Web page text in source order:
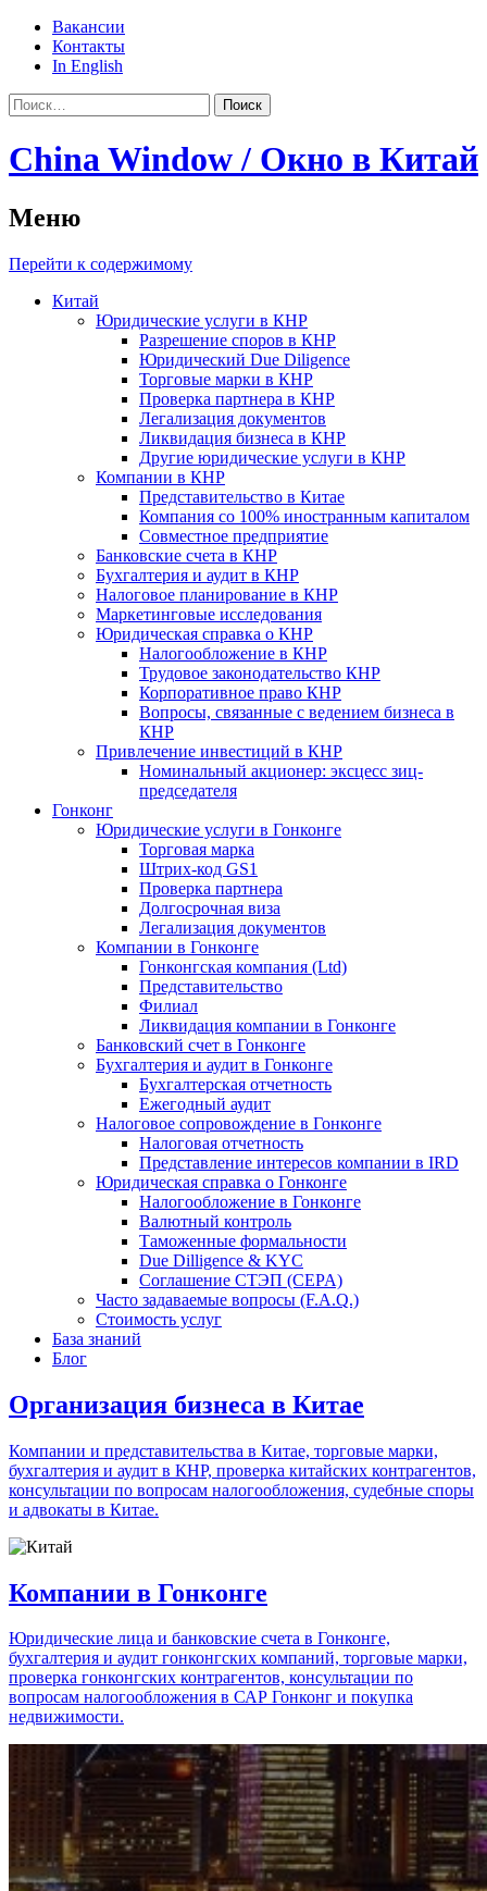
Вакансии
Контакты
In English
Найти:
China Window / Окно в Китай
Меню
Перейти к содержимому
Китай
Юридические услуги в КНР
Разрешение споров в КНР
Юридический Due Diligence
Торговые марки в КНР
Проверка партнера в КНР
Легализация документов
Ликвидация бизнеса в КНР
Другие юридические услуги в КНР
Компании в КНР
Представительство в Китае
Компания со 100% иностранным капиталом
Совместное предприятие
Банковские счета в КНР
Бухгалтерия и аудит в КНР
Налоговое планирование в КНР
Маркетинговые исследования
Юридическая справка о КНР
Налогообложение в КНР
Трудовое законодательство КНР
Корпоративное право КНР
Вопросы, связанные с ведением бизнеса в
КНР
Привлечение инвестиций в КНР
Номинальный акционер: эксцесс зиц-
председателя
Гонконг
Юридические услуги в Гонконге
Торговая марка
Штрих-код GS1
Проверка партнера
Долгосрочная виза
Легализация документов
Компании в Гонконге
Гонконгская компания (Ltd)
Представительство
Филиал
Ликвидация компании в Гонконге
Банковский счет в Гонконге
Бухгалтерия и аудит в Гонконге
Бухгалтерская отчетность
Ежегодный аудит
Налоговое сопровождение в Гонконге
Налоговая отчетность
Представление интересов компании в IRD
Юридическая справка о Гонконге
Налогообложение в Гонконге
Валютный контроль
Таможенные формальности
Due Dilligence & KYC
Соглашение СТЭП (CEPA)
Часто задаваемые вопросы (F.A.Q.)
Стоимость услуг
База знаний
Блог
Организация бизнеса в Китае
Компании и представительства в Китае, торговые марки,
бухгалтерия и аудит в КНР, проверка китайских контрагентов,
консультации по вопросам налогообложения, судебные споры
и адвокаты в Китае.
Компании в Гонконге
Юридические лица и банковские счета в Гонконге,
бухгалтерия и аудит гонконгских компаний, торговые марки,
проверка гонконгских контрагентов, консультации по
вопросам налогообложения в САР Гонконг и покупка
недвижимости.